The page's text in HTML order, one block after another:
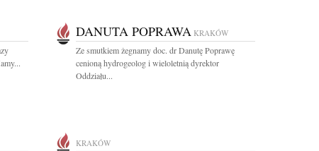
DANUTA POPRAWA KRAKÓW
Ze smutkiem żegnamy doc. dr Danutę Poprawę
cenioną hydrogeolog i wieloletnią dyrektor
Oddziału...
KRAKÓW